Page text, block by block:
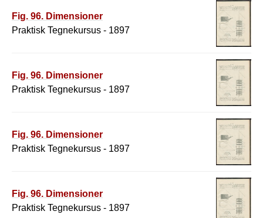
Fig. 96. Dimensioner
Praktisk Tegnekursus - 1897
Fig. 96. Dimensioner
Praktisk Tegnekursus - 1897
Fig. 96. Dimensioner
Praktisk Tegnekursus - 1897
Fig. 96. Dimensioner
Praktisk Tegnekursus - 1897